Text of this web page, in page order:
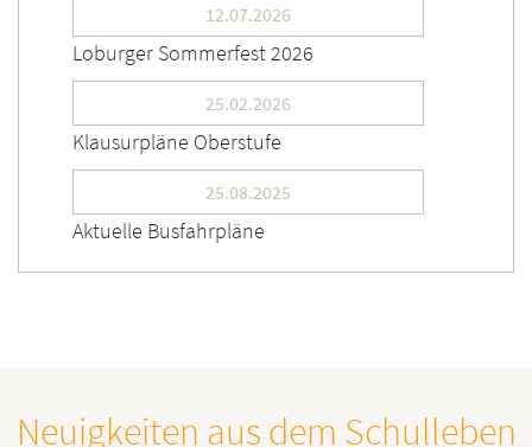
12.07.2026
Loburger Sommerfest 2026
25.02.2026
Klausurpläne Oberstufe
25.08.2025
Aktuelle Busfahrpläne
Neuigkeiten aus dem Schulleben